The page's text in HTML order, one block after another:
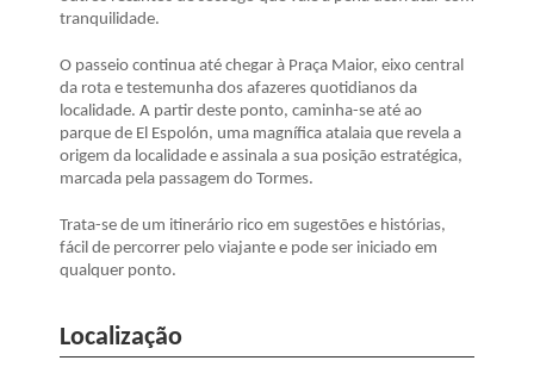
tranquilidade.
O passeio continua até chegar à Praça Maior, eixo central
da rota e testemunha dos afazeres quotidianos da
localidade. A partir deste ponto, caminha-se até ao
parque de El Espolón, uma magnífica atalaia que revela a
origem da localidade e assinala a sua posição estratégica,
marcada pela passagem do Tormes.
Trata-se de um itinerário rico em sugestões e histórias,
fácil de percorrer pelo viajante e pode ser iniciado em
qualquer ponto.
Localização